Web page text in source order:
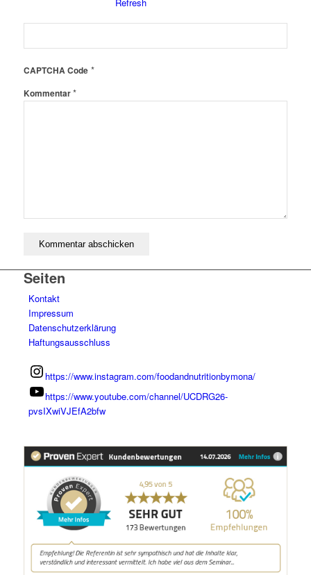
CAPTCHA Code*
Kommentar*
Seiten
Kontakt
Impressum
Datenschutzerklärung
Haftungsausschluss
https://www.instagram.com/foodandnutritionbymona/
https://www.youtube.com/channel/UCDRG26-
pvsIXwiVJEfA2bfw